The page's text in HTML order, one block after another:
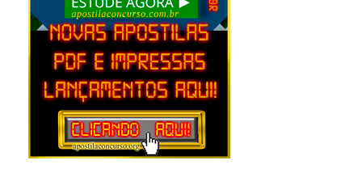
Apostila PM MA 2026 PDF Download Grátis
Curso Online!
Apostila Soldado PM MA 2026 Impressa e
PDF Download!